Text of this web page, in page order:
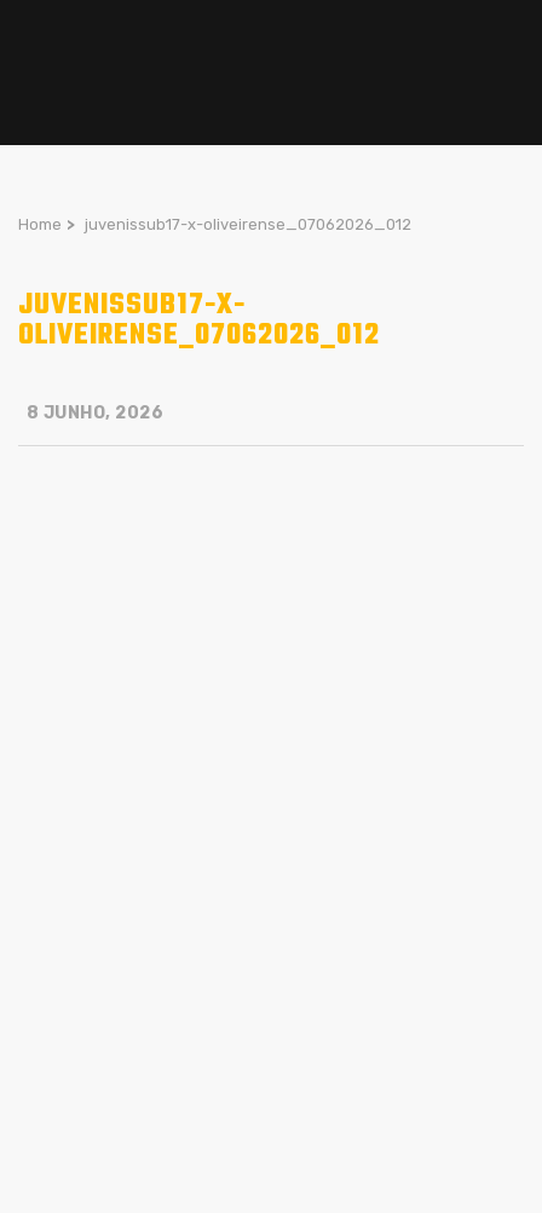
Home > juvenissub17-x-oliveirense_07062026_012
JUVENISSUB17-X-
OLIVEIRENSE_07062026_012
8 JUNHO, 2026